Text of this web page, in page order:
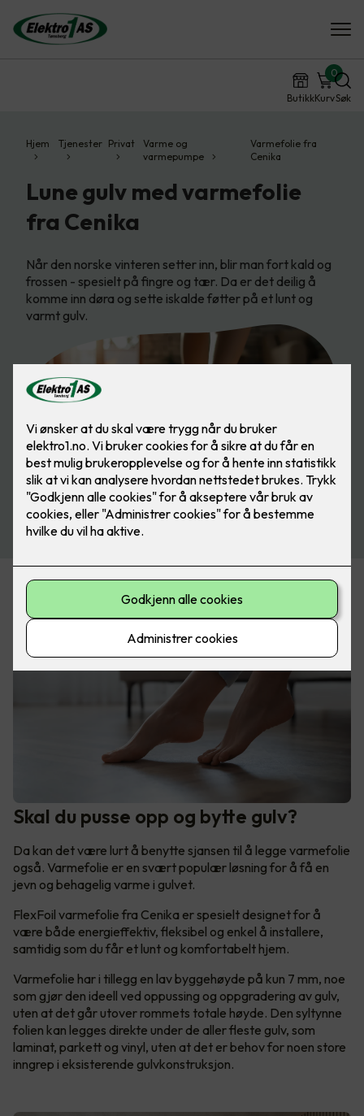
ButikkKurv
0
Søk
Hjem Tjenester Privat
Varme og
varmepumpe
Varmefolie fra
Cenika
Lune gulv med varmefolie
fra Cenika
Når den norske vinteren setter inn, blir man fort kald og
frossen - spesielt på fingre og tær. Da er det deilig å
komme inn døra og sette iskalde føtter på et lunt og
varmt gulv.
Skal du pusse opp og bytte gulv?
Da kan det være lurt å benytte sjansen til å legge varmefolie
også. Varmefolie er en svært populær løsning for å få en
jevn og behagelig varme i gulvet.
FlexFoil varmefolie fra Cenika er spesielt designet for å
være både energieffektiv, fleksibel og enkel å installere,
samtidig som du får et lunt og komfortabelt hjem.
Varmefolie har i tillegg en lav byggehøyde på kun 7 mm, noe
som gjør den ideell ved oppussing og oppgradering av gulv,
uten at det går utover rommets totale høyde. Den syltynne
folien kan legges direkte under de aller fleste gulv, som
laminat, parkett og vinyl, uten at det er behov for noen store
inngrep i eksisterende gulvkonstruksjon.